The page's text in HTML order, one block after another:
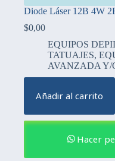
Diode Láser 12B 4W
$0,00
EQUIPOS
TATUAJES,
AVANZADA Y/
Añadir al carrito
Hacer